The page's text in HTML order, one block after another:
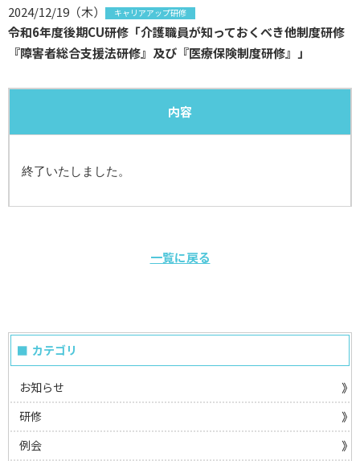
2024/12/19（木） キャリアアップ研修
令和6年度後期CU研修「介護職員が知っておくべき他制度研修
『障害者総合支援法研修』及び『医療保険制度研修』」
内容
終了いたしました。
一覧に戻る
カテゴリ
お知らせ
研修
例会